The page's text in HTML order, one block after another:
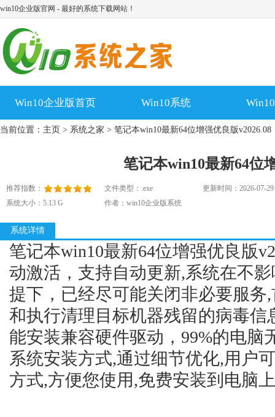
win10企业版官网 - 最好的系统下载网站！
Win10企业版首页 Win10系统
当前位置： 主页 > 系统之家 > 笔记本win10最新64位增强优良版v2026.08
笔记本win10最新64位
推荐指数： 文件类型：.exe
更新时间：2026-07-29
系统大小：5.13 G
作者：win10企业版系统
系统详情
笔记本win10最新64位增强优良版
动激活，支持自动更新,系统在不
提下，已经尽可能关闭非必要服
和执行清理目标机器残留的病毒
能安装兼容硬件驱动，99%的电脑
系统安装方式,通过细节优化,用户
方式,方便您使用,免费安装到电脑